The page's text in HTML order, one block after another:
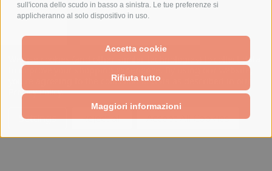
sull'icona dello scudo in basso a sinistra. Le tue preferenze si
applicheranno al solo dispositivo in uso.
Accetta cookie
Rifiuta tutto
Maggiori informazioni
We use cookies (and other similar technologies) to collect data
to improve your shopping experience.
By using our website,
you're agreeing to the collection of data as described in our
Privacy Policy.
Settings Reject all Accept All Cookies